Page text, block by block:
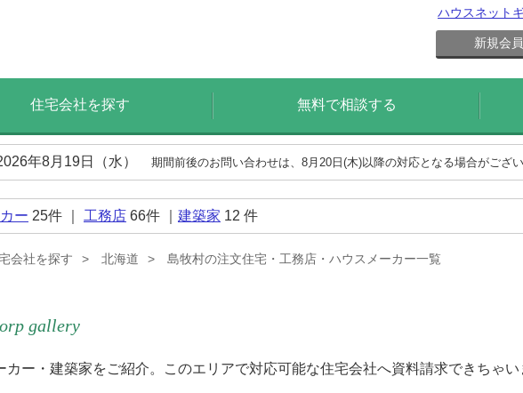
ハウスネット
新規会
住宅会社を探す 無料で相談する
年8月19日（水） 期間前後のお問い合わせは、8月20日(木)以降の対応となる場合がござい
ー 25件 ｜ 工務店 66件 ｜ 建築家 12 件
会社を探す 北海道 島牧村の注文住宅・工務店・ハウスメーカー一覧
gallery
ー・建築家をご紹介。このエリアで対応可能な住宅会社へ資料請求できちゃい